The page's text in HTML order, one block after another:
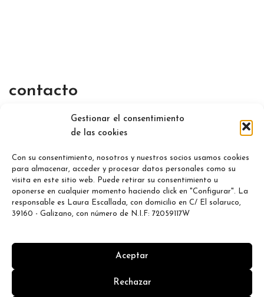
Gestionar el consentimiento
de las cookies
Con su consentimiento, nosotros y nuestros socios usamos cookies
para almacenar, acceder y procesar datos personales como su
visita en este sitio web. Puede retirar su consentimiento u
oponerse en cualquier momento haciendo click en "Configurar". La
responsable es Laura Escallada, con domicilio en C/ El solaruco,
39160 - Galizano, con número de N.I.F: 72059117W
Aceptar
Rechazar
contacto
@lauraescallada.com
Instagram:@lea_lauraescallada
Teléfono:605 994 679